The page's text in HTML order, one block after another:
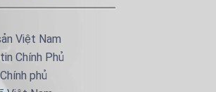
Việt Nam
Chính Phủ
phủ